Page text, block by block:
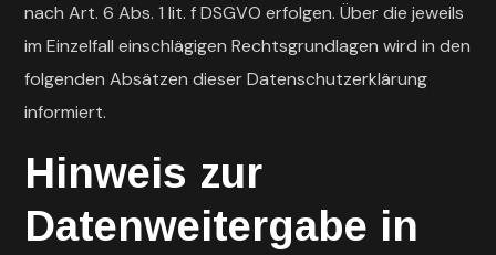
nach Art. 6 Abs. 1 lit. f DSGVO erfolgen. Über die jeweils
im Einzelfall einschlägigen Rechtsgrundlagen wird in den
folgenden Absätzen dieser Datenschutzerklärung
informiert.
Hinweis zur
Datenweitergabe in